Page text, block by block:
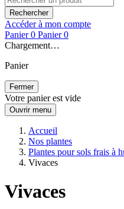
Rechercher
Accéder à mon compte
Panier 0 Panier 0
Chargement…
Panier
Fermer
Votre panier est vide
Ouvrir menu
Accueil
Nos plantes
Plantes pour sols frais à
Vivaces
Vivaces